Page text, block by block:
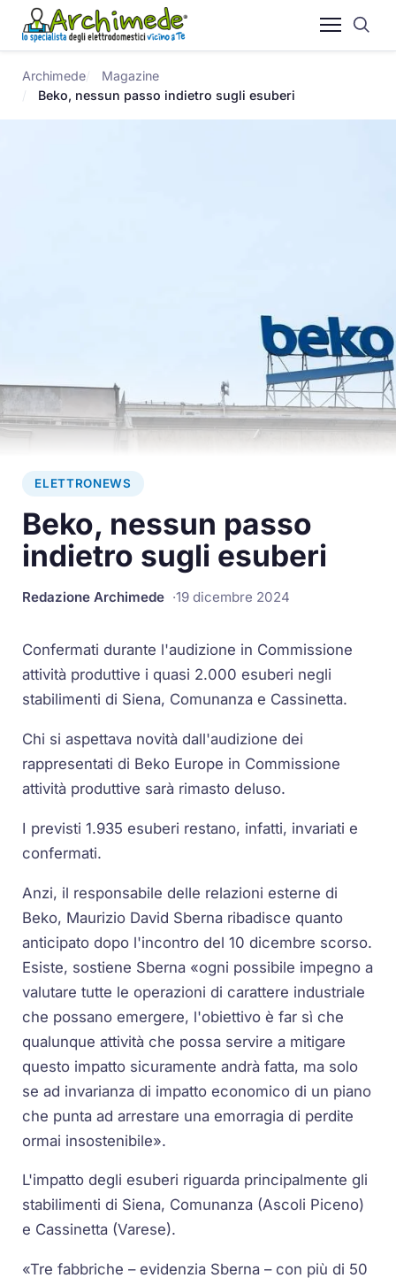
Archimede
Magazine
Beko, nessun passo indietro sugli esuberi
ELETTRONEWS
Beko, nessun passo
indietro sugli esuberi
Redazione Archimede 19 dicembre 2024
Confermati durante l'audizione in Commissione
attività produttive i quasi 2.000 esuberi negli
stabilimenti di Siena, Comunanza e Cassinetta.
Chi si aspettava novità dall'audizione dei
rappresentati di Beko Europe in Commissione
attività produttive sarà rimasto deluso.
I previsti 1.935 esuberi restano, infatti, invariati e
confermati.
Anzi, il responsabile delle relazioni esterne di
Beko, Maurizio David Sberna ribadisce quanto
anticipato dopo l'incontro del 10 dicembre scorso.
Esiste, sostiene Sberna «ogni possibile impegno a
valutare tutte le operazioni di carattere industriale
che possano emergere, l'obiettivo è far sì che
qualunque attività che possa servire a mitigare
questo impatto sicuramente andrà fatta, ma solo
se ad invarianza di impatto economico di un piano
che punta ad arrestare una emorragia di perdite
ormai insostenibile».
L'impatto degli esuberi riguarda principalmente gli
stabilimenti di Siena, Comunanza (Ascoli Piceno)
e Cassinetta (Varese).
«Tre fabbriche – evidenzia Sberna – con più di 50